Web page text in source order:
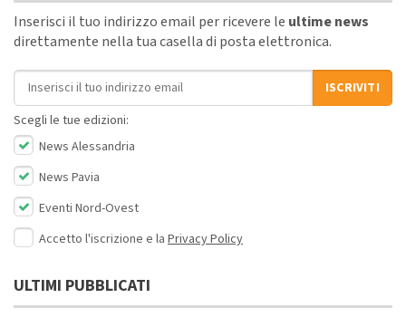
Inserisci il tuo indirizzo email per ricevere le ultime news
direttamente nella tua casella di posta elettronica.
Indirizzo email
ISCRIVITI
Scegli le tue edizioni:
News Alessandria
News Pavia
Eventi Nord-Ovest
Accetto l'iscrizione e la Privacy Policy
ULTIMI PUBBLICATI